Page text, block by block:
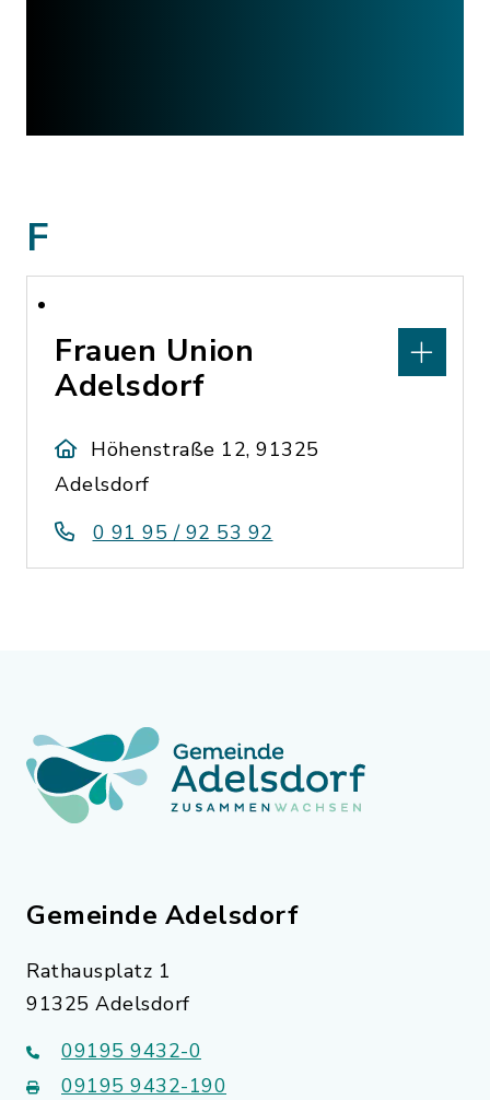
F
Frauen Union
Adelsdorf
Höhenstraße 12, 91325
Adelsdorf
0 91 95 / 92 53 92
Gemeinde Adelsdorf
Rathausplatz 1
91325 Adelsdorf
09195 9432-0
09195 9432-190